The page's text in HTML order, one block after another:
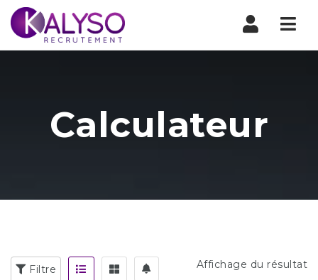
Calculateur
Filtre Affichage du résultat